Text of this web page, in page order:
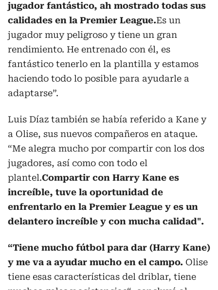
jugador fantástico, ah mostrado todas sus
calidades en la Premier League.Es un
jugador muy peligroso y tiene un gran
rendimiento. He entrenado con él, es
fantástico tenerlo en la plantilla y estamos
haciendo todo lo posible para ayudarle a
adaptarse”.
Luis Díaz también se había referido a Kane y
a Olise, sus nuevos compañeros en ataque.
“Me alegra mucho por compartir con los dos
jugadores, así como con todo el
plantel.Compartir con Harry Kane es
increíble, tuve la oportunidad de
enfrentarlo en la Premier League y es un
delantero increíble y con mucha calidad".
“Tiene mucho fútbol para dar (Harry Kane)
y me va a ayudar mucho en el campo. Olise
tiene esas características del driblar, tiene